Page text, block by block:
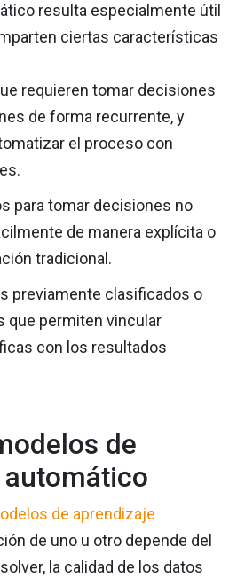
resulta especialmente útil
ciertas características
requieren tomar decisiones
de forma recurrente, y
el proceso con
para tomar decisiones no
de manera explícita o
tradicional.
previamente clasificados o
que permiten vincular
con los resultados
de
de aprendizaje
de uno u otro depende del
la calidad de los datos